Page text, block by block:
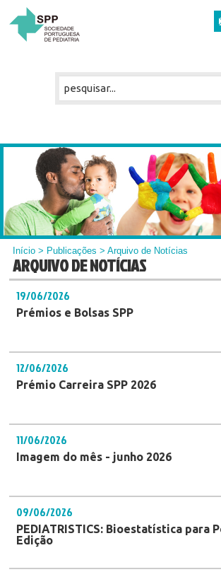
Início > Publicações > Arquivo de Notícias
ARQUIVO DE NOTÍCIAS
19/06/2026
Prémios e Bolsas SPP
12/06/2026
Prémio Carreira SPP 2026
11/06/2026
Imagem do mês - junho 2026
09/06/2026
PEDIATRISTICS: Bioestatística para
Edição